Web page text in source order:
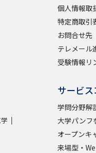
イブ
う
先輩が入学を決めた
役立ちガイド
個人情報取
特定商取引
お問合せ先
テレメール
受験情報リ
サービ
学問分野解
大学パンフ
オープンキ
来場型・